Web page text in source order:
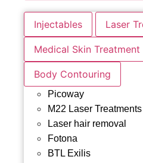
Injectables Laser
Medical Skin Treatment
Body Contouring
Picoway
M22 Laser Treatments
Laser hair removal
Fotona
BTL Exilis